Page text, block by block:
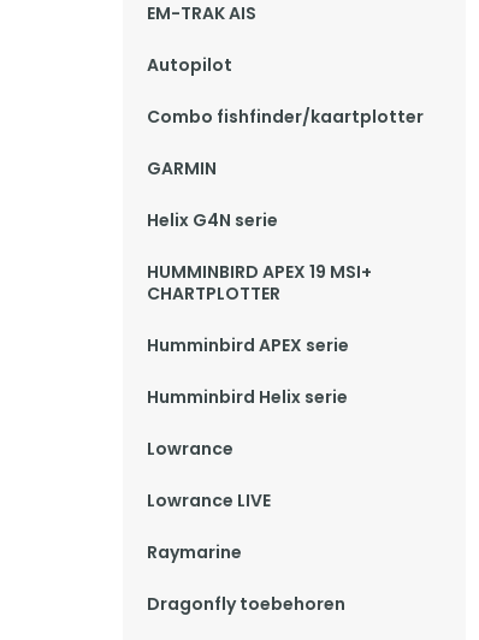
EM-TRAK AIS
Autopilot
Combo fishfinder/kaartplotter
GARMIN
Helix G4N serie
HUMMINBIRD APEX 19 MSI+
CHARTPLOTTER
Humminbird APEX serie
Humminbird Helix serie
Lowrance
Lowrance LIVE
Raymarine
Dragonfly toebehoren